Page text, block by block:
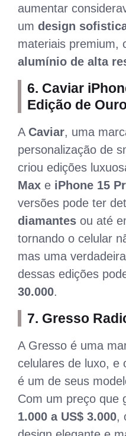
aumentar
um design
materiais premium,
alumínio de alta
6. Caviar
Edição de
A Caviar, uma
personalização de
criou edições
Max e iPhone 15
versões pode ter
diamantes ou até
tornando o celular
mas uma
dessas edições
30.000.
7. Gresso
A Gresso é uma
celulares de luxo, e
é um de seus
Com um preço que
1.000 a US$ 3.000,